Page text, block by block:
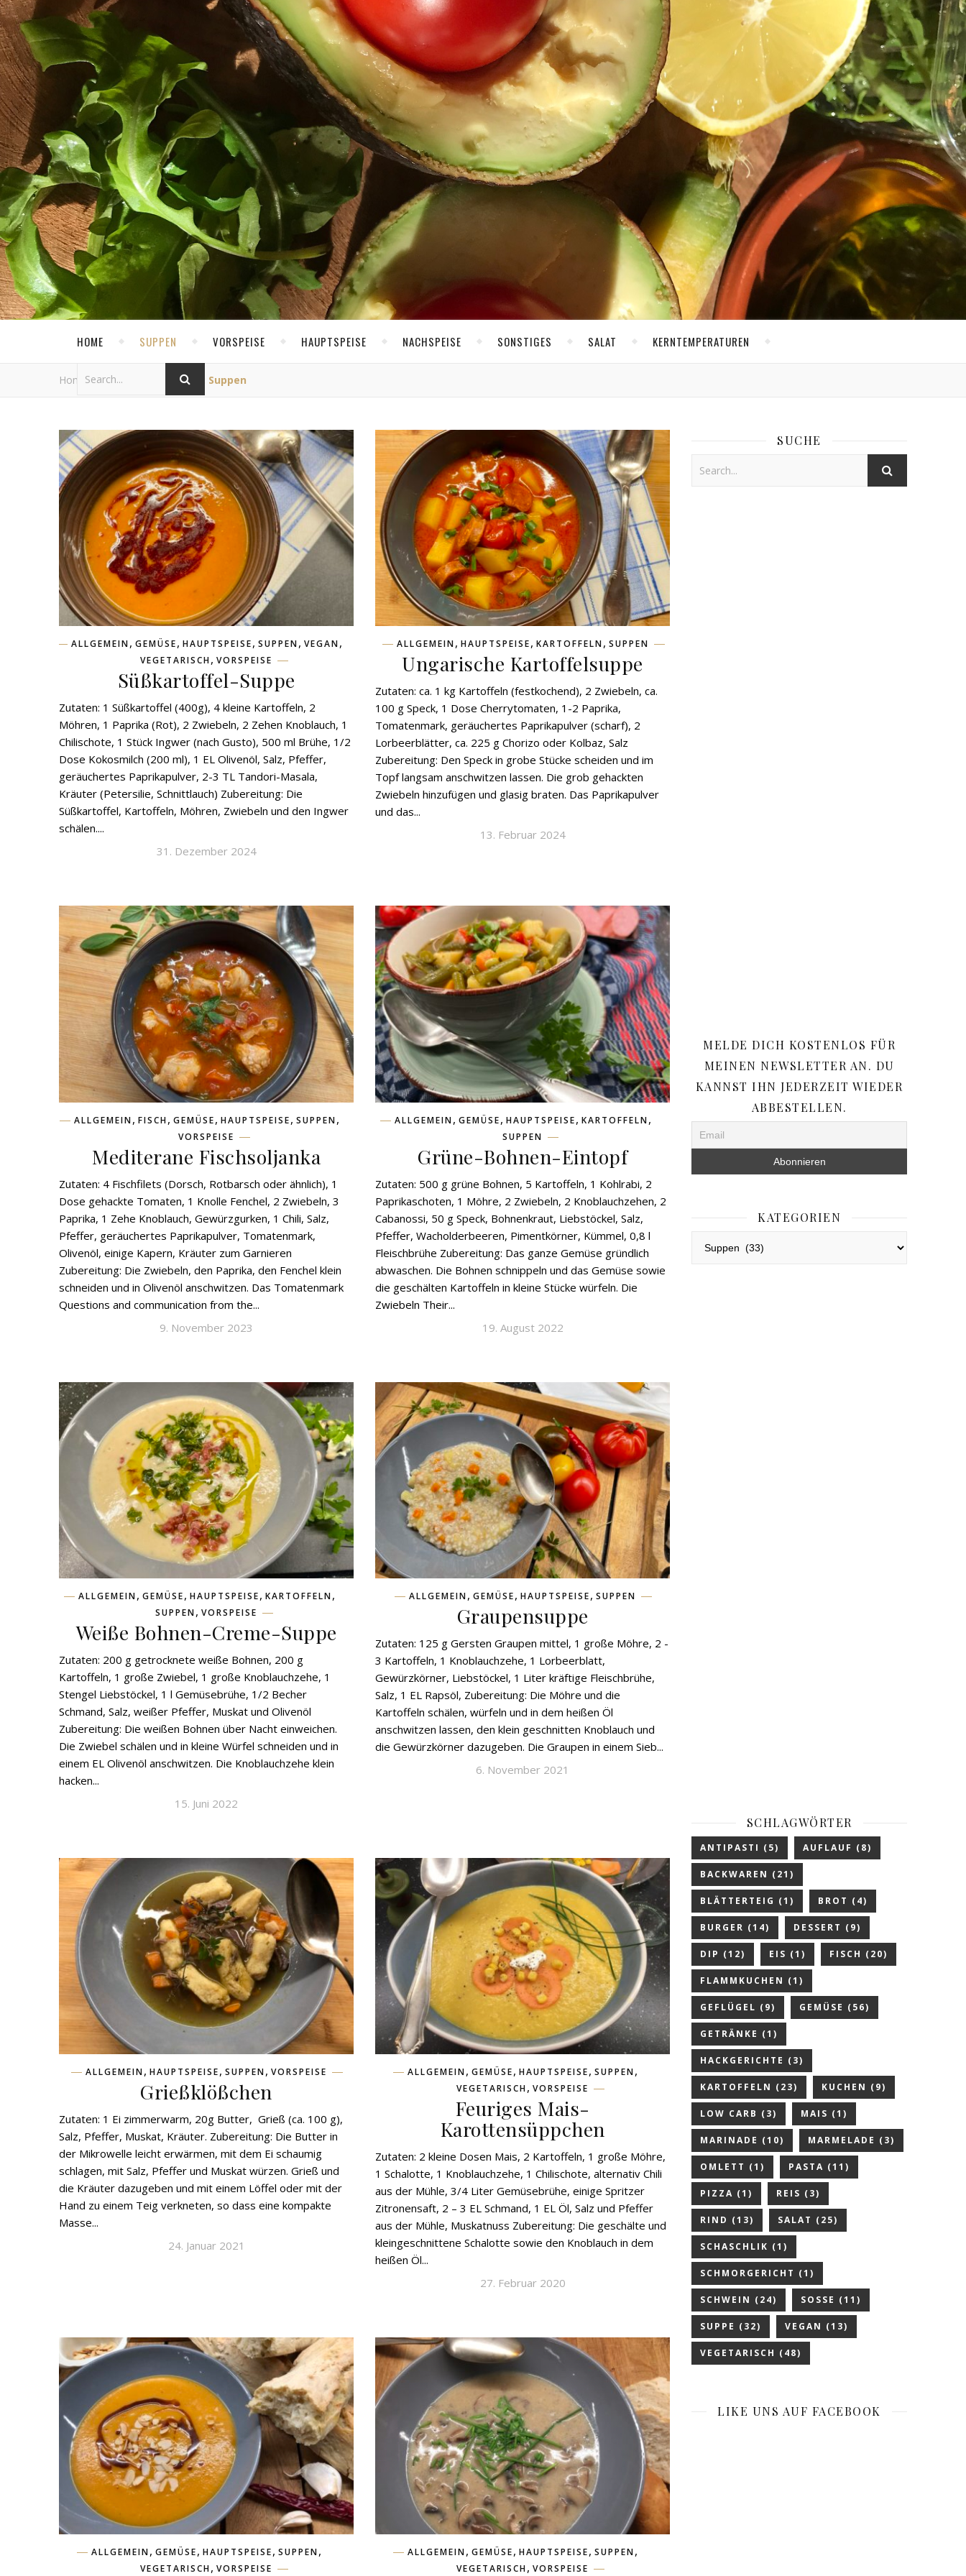
HOME SUPPEN VORSPEISE HAUPTSPEISE NACHSPEISE SONSTIGES SALAT KERNTEMPERATUREN
Home / Category Archives: Suppen
ALLGEMEIN, GEMÜSE, HAUPTSPEISE, SUPPEN, VEGAN,
VEGETARISCH, VORSPEISE
Süßkartoffel-Suppe
Zutaten: 1 Süßkartoffel (400g), 4 kleine Kartoffeln, 2
Möhren, 1 Paprika (Rot), 2 Zwiebeln, 2 Zehen Knoblauch, 1
Chilischote, 1 Stück Ingwer (nach Gusto), 500 ml Brühe, 1/2
Dose Kokosmilch (200 ml), 1 EL Olivenöl, Salz, Pfeffer,
geräuchertes Paprikapulver, 2-3 TL Tandori-Masala,
Kräuter (Petersilie, Schnittlauch) Zubereitung: Die
Süßkartoffel, Kartoffeln, Möhren, Zwiebeln und den Ingwer
schälen....
31. Dezember 2024
ALLGEMEIN, HAUPTSPEISE, KARTOFFELN, SUPPEN
Ungarische Kartoffelsuppe
Zutaten: ca. 1 kg Kartoffeln (festkochend), 2 Zwiebeln, ca.
100 g Speck, 1 Dose Cherrytomaten, 1-2 Paprika,
Tomatenmark, geräuchertes Paprikapulver (scharf), 2
Lorbeerblätter, ca. 225 g Chorizo oder Kolbaz, Salz
Zubereitung: Den Speck in grobe Stücke scheiden und im
Topf langsam anschwitzen lassen. Die grob gehackten
Zwiebeln hinzufügen und glasig braten. Das Paprikapulver
und das...
13. Februar 2024
ALLGEMEIN, FISCH, GEMÜSE, HAUPTSPEISE, SUPPEN,
VORSPEISE
Mediterane Fischsoljanka
Zutaten: 4 Fischfilets (Dorsch, Rotbarsch oder ähnlich), 1
Dose gehackte Tomaten, 1 Knolle Fenchel, 2 Zwiebeln, 3
Paprika, 1 Zehe Knoblauch, Gewürzgurken, 1 Chili, Salz,
Pfeffer, geräuchertes Paprikapulver, Tomatenmark,
Olivenöl, einige Kapern, Kräuter zum Garnieren
Zubereitung: Die Zwiebeln, den Paprika, den Fenchel klein
schneiden und in Olivenöl anschwitzen. Das Tomatenmark
Questions and communication from the...
9. November 2023
ALLGEMEIN, GEMÜSE, HAUPTSPEISE, KARTOFFELN,
SUPPEN
Grüne-Bohnen-Eintopf
Zutaten: 500 g grüne Bohnen, 5 Kartoffeln, 1 Kohlrabi, 2
Paprikaschoten, 1 Möhre, 2 Zwiebeln, 2 Knoblauchzehen, 2
Cabanossi, 50 g Speck, Bohnenkraut, Liebstöckel, Salz,
Pfeffer, Wacholderbeeren, Pimentkörner, Kümmel, 0,8 l
Fleischbrühe Zubereitung: Das ganze Gemüse gründlich
abwaschen. Die Bohnen schnippeln und das Gemüse sowie
die geschälten Kartoffeln in kleine Stücke würfeln. Die
Zwiebeln Their...
19. August 2022
ALLGEMEIN, GEMÜSE, HAUPTSPEISE, KARTOFFELN,
SUPPEN, VORSPEISE
Weiße Bohnen-Creme-Suppe
Zutaten: 200 g getrocknete weiße Bohnen, 200 g
Kartoffeln, 1 große Zwiebel, 1 große Knoblauchzehe, 1
Stengel Liebstöckel, 1 l Gemüsebrühe, 1/2 Becher
Schmand, Salz, weißer Pfeffer, Muskat und Olivenöl
Zubereitung: Die weißen Bohnen über Nacht einweichen.
Die Zwiebel schälen und in kleine Würfel schneiden und in
einem EL Olivenöl anschwitzen. Die Knoblauchzehe klein
hacken...
15. Juni 2022
ALLGEMEIN, GEMÜSE, HAUPTSPEISE, SUPPEN
Graupensuppe
Zutaten: 125 g Gersten Graupen mittel, 1 große Möhre, 2 -
3 Kartoffeln, 1 Knoblauchzehe, 1 Lorbeerblatt,
Gewürzkörner, Liebstöckel, 1 Liter kräftige Fleischbrühe,
Salz, 1 EL Rapsöl, Zubereitung: Die Möhre und die
Kartoffeln schälen, würfeln und in dem heißen Öl
anschwitzen lassen, den klein geschnitten Knoblauch und
die Gewürzkörner dazugeben. Die Graupen in einem Sieb...
6. November 2021
ALLGEMEIN, HAUPTSPEISE, SUPPEN, VORSPEISE
Grießklößchen
Zutaten: 1 Ei zimmerwarm, 20g Butter, Grieß (ca. 100 g),
Salz, Pfeffer, Muskat, Kräuter. Zubereitung: Die Butter in
der Mikrowelle leicht erwärmen, mit dem Ei schaumig
schlagen, mit Salz, Pfeffer und Muskat würzen. Grieß und
die Kräuter dazugeben und mit einem Löffel oder mit der
Hand zu einem Teig verkneten, so dass eine kompakte
Masse...
24. Januar 2021
ALLGEMEIN, GEMÜSE, HAUPTSPEISE, SUPPEN,
VEGETARISCH, VORSPEISE
Feuriges Mais-
Karottensüppchen
Zutaten: 2 kleine Dosen Mais, 2 Kartoffeln, 1 große Möhre,
1 Schalotte, 1 Knoblauchzehe, 1 Chilischote, alternativ Chili
aus der Mühle, 3/4 Liter Gemüsebrühe, einige Spritzer
Zitronensaft, 2 – 3 EL Schmand, 1 EL Öl, Salz und Pfeffer
aus der Mühle, Muskatnuss Zubereitung: Die geschälte und
kleingeschnittene Schalotte sowie den Knoblauch in dem
heißen Öl...
27. Februar 2020
ALLGEMEIN, GEMÜSE, HAUPTSPEISE, SUPPEN,
VEGETARISCH, VORSPEISE
ALLGEMEIN, GEMÜSE, HAUPTSPEISE, SUPPEN,
VEGETARISCH, VORSPEISE
SUCHE
MELDE DICH KOSTENLOS FÜR
MEINEN NEWSLETTER AN. DU
KANNST IHN JEDERZEIT WIEDER
ABBESTELLEN.
KATEGORIEN
SCHLAGWÖRTER
ANTIPASTI (5) AUFLAUF (8)
BACKWAREN (21)
BLÄTTERTEIG (1) BROT (4)
BURGER (14) DESSERT (9)
DIP (12) EIS (1) FISCH (20)
FLAMMKUCHEN (1)
GEFLÜGEL (9) GEMÜSE (56)
GETRÄNKE (1)
HACKGERICHTE (3)
KARTOFFELN (23) KUCHEN (9)
LOW CARB (3) MAIS (1)
MARINADE (10) MARMELADE (3)
OMLETT (1) PASTA (11)
PIZZA (1) REIS (3)
RIND (13) SALAT (25)
SCHASCHLIK (1)
SCHMORGERICHT (1)
SCHWEIN (24) SOSSE (11)
SUPPE (32) VEGAN (13)
VEGETARISCH (48)
LIKE UNS AUF FACEBOOK